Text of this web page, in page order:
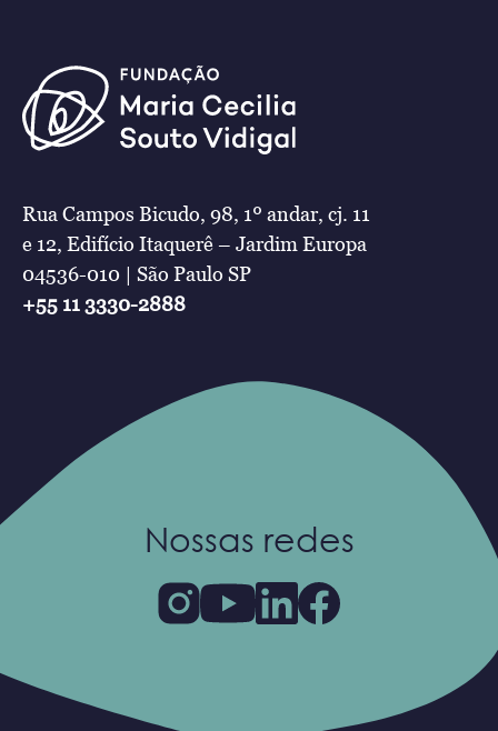
Rua Campos Bicudo, 98, 1º andar, cj. 11
e 12, Edifício Itaquerê – Jardim Europa
04536-010 | São Paulo SP
+55 11 3330-2888
Nossas redes